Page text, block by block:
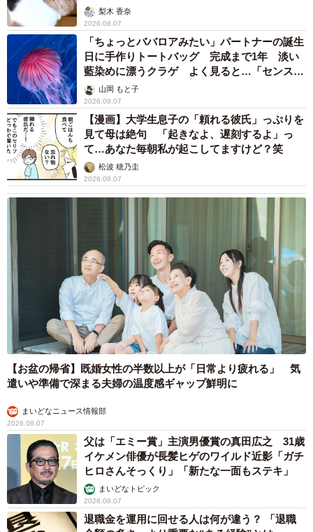
梨木 香奈
2026.08.07
「ちょっとババロアみたい」パートナーの誕生
日に手作りトートバッグ 完成まで1年 淡い
藍染めに漂うクラゲ よく見ると…「センスす
ごい」山岡 もと子
2026.08.07
【漫画】大学生息子の「頼れる彼氏」っぷりを
見て母は絶句 「起きなよ、遅刻するよ」っ
て…あなた毎朝私が起こしてますけど？笑
松波 穂乃圭
2026.08.07
【お盆の帰省】既婚女性の半数以上が「日常より疲れる」 気
遣いや準備で深まる夫婦の温度感ギャップ鮮明に
まいどなニュース情報部
2026.08.07
父は「エミー賞」主演男優賞の真田広之 31歳
イケメン俳優が長髪ヒゲのワイルド近影「ガチ
ヒロさんそっくり」「新たな一面もステキ」
まいどなトピック
2026.08.07
退職金を運用に回せる人は何が違う？ 「退職